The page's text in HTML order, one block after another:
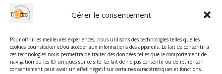
Gérer le consentement
Pour offrir les meilleures expériences, nous utilisons des technologies telles que les
cookies pour stocker et/ou accéder aux informations des appareils. Le fait de consentir à
ces technologies nous permettra de traiter des données telles que le comportement de
navigation ou les ID uniques sur ce site. Le fait de ne pas consentir ou de retirer son
consentement peut avoir un effet négatif sur certaines caractéristiques et fonctions.
Politique de cookies